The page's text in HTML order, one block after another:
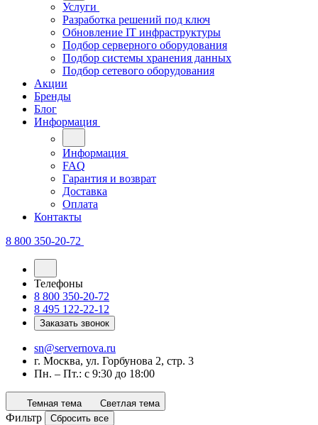
Услуги
Разработка решений под ключ
Обновление IT инфраструктуры
Подбор серверного оборудования
Подбор системы хранения данных
Подбор сетевого оборудования
Акции
Бренды
Блог
Информация
Информация
FAQ
Гарантия и возврат
Доставка
Оплата
Контакты
8 800 350-20-72
Телефоны
8 800 350-20-72
8 495 122-22-12
Заказать звонок
sn@servernova.ru
г. Москва, ул. Горбунова 2, стр. 3
Пн. – Пт.: с 9:30 до 18:00
Темная тема Светлая тема
Фильтр Сбросить все